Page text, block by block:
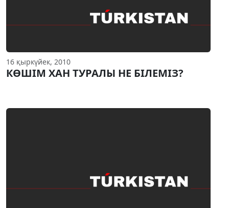
16 қыркүйек, 2010
КӨШIМ ХАН ТУРАЛЫ НЕ БIЛЕМIЗ?